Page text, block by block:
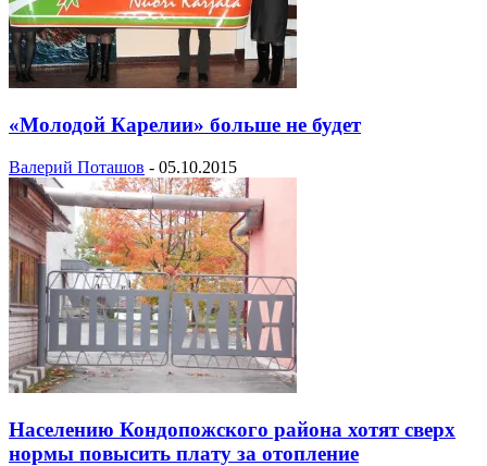
«Молодой Карелии» больше не будет
Валерий Поташов - 05.10.2015
Населению Кондопожского района хотят сверх
нормы повысить плату за отопление